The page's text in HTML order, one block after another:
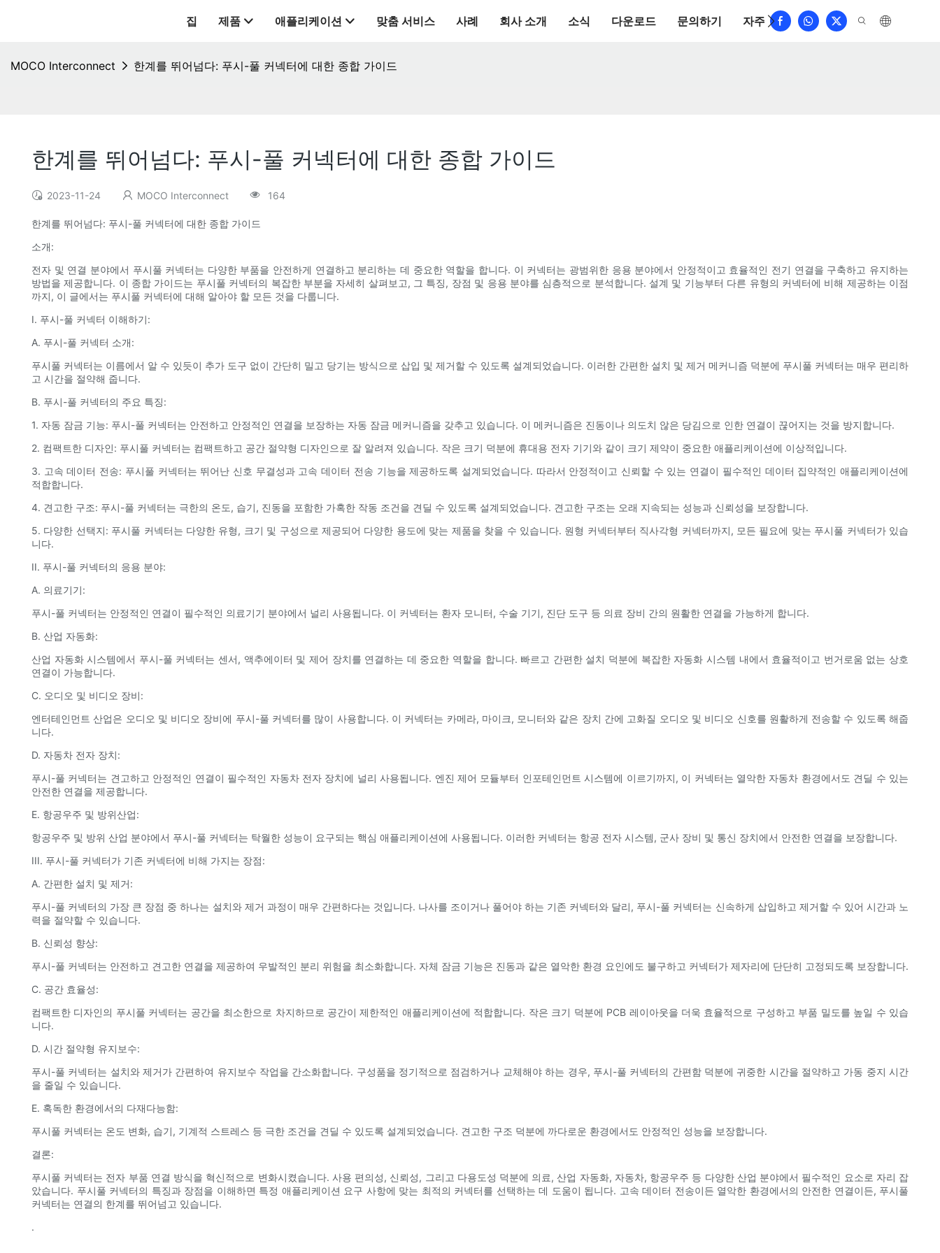
집 제품 애플리케이션 맞춤 서비스 사례 회사 소개 소식 다운로드 문의하기 자주 묻는 질문
MOCO Interconnect 한계를 뛰어넘다: 푸시-풀 커넥터에 대한 종합 가이드
한계를 뛰어넘다: 푸시-풀 커넥터에 대한 종합 가이드
2023-11-24 MOCO Interconnect 164
한계를 뛰어넘다: 푸시-풀 커넥터에 대한 종합 가이드
소개:
전자 및 연결 분야에서 푸시풀 커넥터는 다양한 부품을 안전하게 연결하고 분리하는 데 중요한 역할을 합니다. 이 커넥터는 광범위한 응용 분야에서 안정적이고 효율적인 전기 연결을 구축하고 유지하는
방법을 제공합니다. 이 종합 가이드는 푸시풀 커넥터의 복잡한 부분을 자세히 살펴보고, 그 특징, 장점 및 응용 분야를 심층적으로 분석합니다. 설계 및 기능부터 다른 유형의 커넥터에 비해 제공하는 이점
까지, 이 글에서는 푸시풀 커넥터에 대해 알아야 할 모든 것을 다룹니다.
I. 푸시-풀 커넥터 이해하기:
A. 푸시-풀 커넥터 소개:
푸시풀 커넥터는 이름에서 알 수 있듯이 추가 도구 없이 간단히 밀고 당기는 방식으로 삽입 및 제거할 수 있도록 설계되었습니다. 이러한 간편한 설치 및 제거 메커니즘 덕분에 푸시풀 커넥터는 매우 편리하
고 시간을 절약해 줍니다.
B. 푸시-풀 커넥터의 주요 특징:
1. 자동 잠금 기능: 푸시-풀 커넥터는 안전하고 안정적인 연결을 보장하는 자동 잠금 메커니즘을 갖추고 있습니다. 이 메커니즘은 진동이나 의도치 않은 당김으로 인한 연결이 끊어지는 것을 방지합니다.
2. 컴팩트한 디자인: 푸시풀 커넥터는 컴팩트하고 공간 절약형 디자인으로 잘 알려져 있습니다. 작은 크기 덕분에 휴대용 전자 기기와 같이 크기 제약이 중요한 애플리케이션에 이상적입니다.
3. 고속 데이터 전송: 푸시풀 커넥터는 뛰어난 신호 무결성과 고속 데이터 전송 기능을 제공하도록 설계되었습니다. 따라서 안정적이고 신뢰할 수 있는 연결이 필수적인 데이터 집약적인 애플리케이션에
적합합니다.
4. 견고한 구조: 푸시-풀 커넥터는 극한의 온도, 습기, 진동을 포함한 가혹한 작동 조건을 견딜 수 있도록 설계되었습니다. 견고한 구조는 오래 지속되는 성능과 신뢰성을 보장합니다.
5. 다양한 선택지: 푸시풀 커넥터는 다양한 유형, 크기 및 구성으로 제공되어 다양한 용도에 맞는 제품을 찾을 수 있습니다. 원형 커넥터부터 직사각형 커넥터까지, 모든 필요에 맞는 푸시풀 커넥터가 있습
니다.
II. 푸시-풀 커넥터의 응용 분야:
A. 의료기기:
푸시-풀 커넥터는 안정적인 연결이 필수적인 의료기기 분야에서 널리 사용됩니다. 이 커넥터는 환자 모니터, 수술 기기, 진단 도구 등 의료 장비 간의 원활한 연결을 가능하게 합니다.
B. 산업 자동화:
산업 자동화 시스템에서 푸시-풀 커넥터는 센서, 액추에이터 및 제어 장치를 연결하는 데 중요한 역할을 합니다. 빠르고 간편한 설치 덕분에 복잡한 자동화 시스템 내에서 효율적이고 번거로움 없는 상호
연결이 가능합니다.
C. 오디오 및 비디오 장비:
엔터테인먼트 산업은 오디오 및 비디오 장비에 푸시-풀 커넥터를 많이 사용합니다. 이 커넥터는 카메라, 마이크, 모니터와 같은 장치 간에 고화질 오디오 및 비디오 신호를 원활하게 전송할 수 있도록 해줍
니다.
D. 자동차 전자 장치:
푸시-풀 커넥터는 견고하고 안정적인 연결이 필수적인 자동차 전자 장치에 널리 사용됩니다. 엔진 제어 모듈부터 인포테인먼트 시스템에 이르기까지, 이 커넥터는 열악한 자동차 환경에서도 견딜 수 있는
안전한 연결을 제공합니다.
E. 항공우주 및 방위산업:
항공우주 및 방위 산업 분야에서 푸시-풀 커넥터는 탁월한 성능이 요구되는 핵심 애플리케이션에 사용됩니다. 이러한 커넥터는 항공 전자 시스템, 군사 장비 및 통신 장치에서 안전한 연결을 보장합니다.
III. 푸시-풀 커넥터가 기존 커넥터에 비해 가지는 장점:
A. 간편한 설치 및 제거:
푸시-풀 커넥터의 가장 큰 장점 중 하나는 설치와 제거 과정이 매우 간편하다는 것입니다. 나사를 조이거나 풀어야 하는 기존 커넥터와 달리, 푸시-풀 커넥터는 신속하게 삽입하고 제거할 수 있어 시간과 노
력을 절약할 수 있습니다.
B. 신뢰성 향상:
푸시-풀 커넥터는 안전하고 견고한 연결을 제공하여 우발적인 분리 위험을 최소화합니다. 자체 잠금 기능은 진동과 같은 열악한 환경 요인에도 불구하고 커넥터가 제자리에 단단히 고정되도록 보장합니다.
C. 공간 효율성:
컴팩트한 디자인의 푸시풀 커넥터는 공간을 최소한으로 차지하므로 공간이 제한적인 애플리케이션에 적합합니다. 작은 크기 덕분에 PCB 레이아웃을 더욱 효율적으로 구성하고 부품 밀도를 높일 수 있습
니다.
D. 시간 절약형 유지보수:
푸시-풀 커넥터는 설치와 제거가 간편하여 유지보수 작업을 간소화합니다. 구성품을 정기적으로 점검하거나 교체해야 하는 경우, 푸시-풀 커넥터의 간편함 덕분에 귀중한 시간을 절약하고 가동 중지 시간
을 줄일 수 있습니다.
E. 혹독한 환경에서의 다재다능함:
푸시풀 커넥터는 온도 변화, 습기, 기계적 스트레스 등 극한 조건을 견딜 수 있도록 설계되었습니다. 견고한 구조 덕분에 까다로운 환경에서도 안정적인 성능을 보장합니다.
결론:
푸시풀 커넥터는 전자 부품 연결 방식을 혁신적으로 변화시켰습니다. 사용 편의성, 신뢰성, 그리고 다용도성 덕분에 의료, 산업 자동화, 자동차, 항공우주 등 다양한 산업 분야에서 필수적인 요소로 자리 잡
았습니다. 푸시풀 커넥터의 특징과 장점을 이해하면 특정 애플리케이션 요구 사항에 맞는 최적의 커넥터를 선택하는 데 도움이 됩니다. 고속 데이터 전송이든 열악한 환경에서의 안전한 연결이든, 푸시풀
커넥터는 연결의 한계를 뛰어넘고 있습니다.
.